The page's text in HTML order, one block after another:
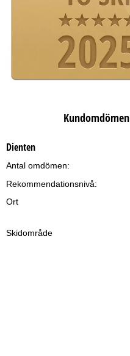
Kundomdömen
Dienten
Antal omdömen:
Rekommendationsnivå:
Ort
Skidområde